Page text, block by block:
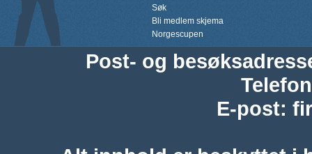
Søk
Bli medlem skjema
Norgescupen
Post- og
Telefon
E-post: